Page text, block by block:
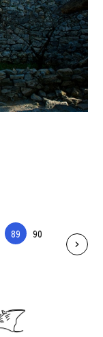
89
90